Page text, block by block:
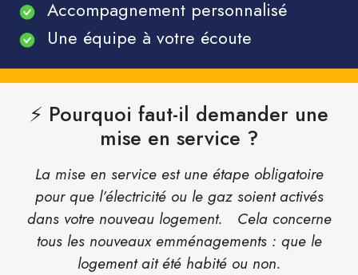
Accompagnement personnalisé
Une équipe à votre écoute
⚡ Pourquoi faut-il demander une
mise en service ?
La mise en service est une étape obligatoire
pour que l’électricité ou le gaz soient activés
dans votre nouveau logement. Cela concerne
tous les nouveaux emménagements : que le
logement ait été habité ou non.